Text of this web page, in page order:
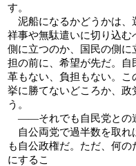
す。
泥船になるかどうかは、
祥事や無駄遣いに切り込
側に立つのか、国民の側に
担の前に、希望が先だ。
革もない、負担もない。
挙に勝てないどころか、政
う。
――それでも自民党との
自公両党で過半数を取れ
も自公政権だ。ただ、何
にするこ